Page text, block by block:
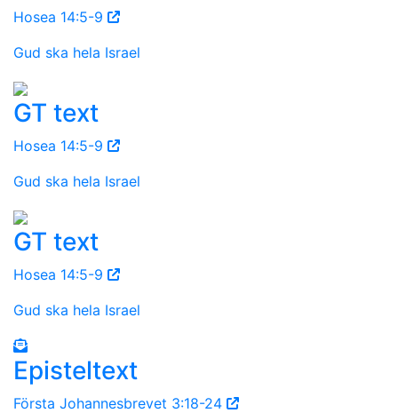
Hosea 14:5-9
Gud ska hela Israel
GT text
Hosea 14:5-9
Gud ska hela Israel
GT text
Hosea 14:5-9
Gud ska hela Israel
Episteltext
Första Johannesbrevet 3:18-24